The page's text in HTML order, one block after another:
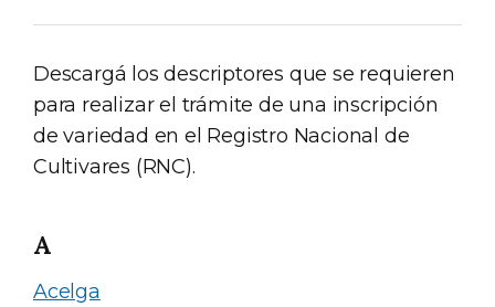
Descargá los descriptores que se requieren
para realizar el trámite de una inscripción
de variedad en el Registro Nacional de
Cultivares (RNC).
A
Acelga